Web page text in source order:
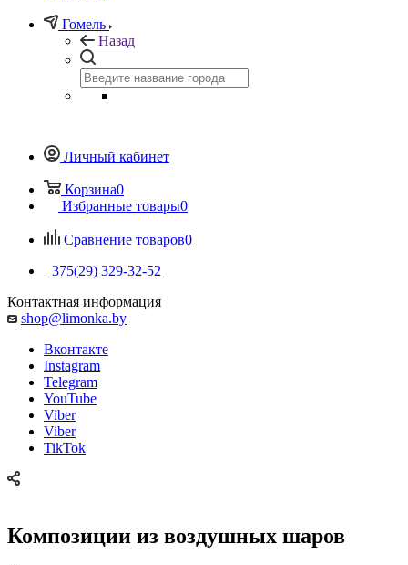
Гомель
Назад
Личный кабинет
Корзина0
Избранные товары0
Сравнение товаров0
375(29) 329-32-52
Контактная информация
shop@limonka.by
Вконтакте
Instagram
Telegram
YouTube
Viber
Viber
TikTok
Композиции из воздушных шаров